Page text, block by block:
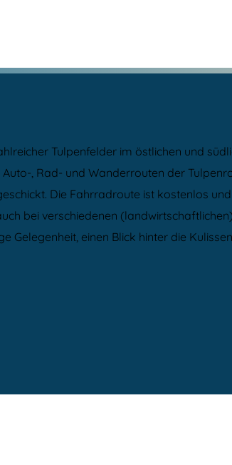
Tulpenfelder im östlichen und
, Rad- und Wanderrouten der
Die Fahrradroute ist kostenlos
bei verschiedenen
Gelegenheit, einen Blick hinter die